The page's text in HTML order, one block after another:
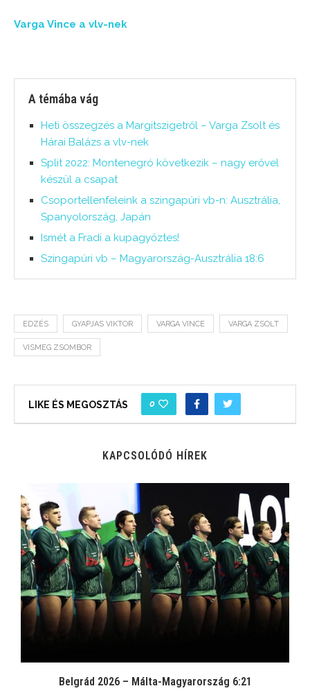
Varga Vince a vlv-nek
A témába vág
Heti összegzés a Margitszigetről – Varga Zsolt és
Hárai Balázs a vlv-nek
Split 2022: Montenegró következik – nagy erővel
készül a csapat
Csoportellenfeleink a szingapúri vb-n: Ausztrália,
Spanyolország, Japán
Ismét a Fradi a kupagyőztes!
Szingapúri vb – Magyarország-Ausztrália 18:6
EDZÉS GYAPJAS VIKTOR VARGA VINCE VARGA ZSOLT
VISMEG ZSOMBOR
LIKE ÉS MEGOSZTÁS 0
KAPCSOLÓDÓ HÍREK
Belgrád 2026 – Málta-Magyarország 6:21